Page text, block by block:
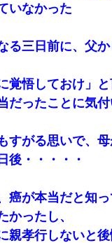
いなかった
る三日前に、父
覚悟しておけ」と
だったことに気
すがる思いで、
後・・・・・
癌が本当だと知
かったし、
親孝行しないと